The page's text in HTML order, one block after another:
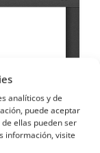
analíticos y de
puede aceptar
ellas pueden ser
información, visite